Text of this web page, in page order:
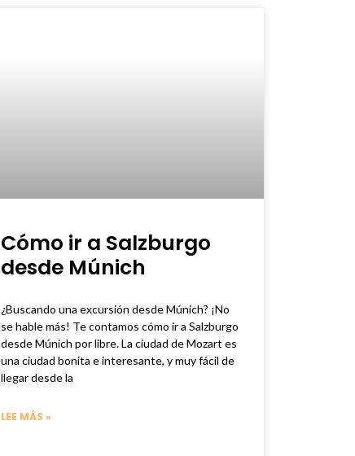
Cómo ir a Salzburgo
desde Múnich
¿Buscando una excursión desde Múnich? ¡No
se hable más! Te contamos cómo ir a Salzburgo
desde Múnich por libre. La ciudad de Mozart es
una ciudad bonita e interesante, y muy fácil de
llegar desde la
LEE MÁS »